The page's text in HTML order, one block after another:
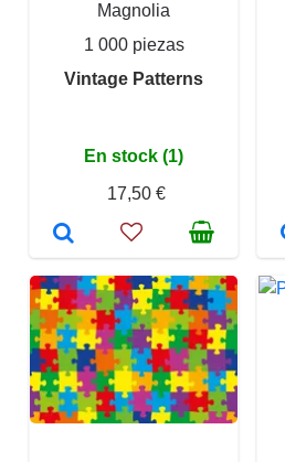
Magnolia
1 000 piezas
Vintage Patterns
En stock (1)
17,50 €